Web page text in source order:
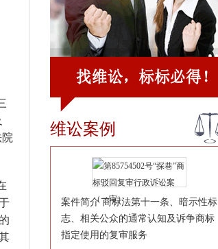
维讼案例
案件简介 商标法第十一条、暗示性标
志、相关公众的通常认知及诉争商标
指定使用的复审服务